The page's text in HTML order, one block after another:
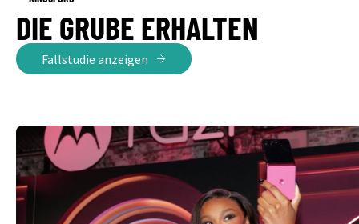
DIE GRUBE ERHALTEN
Fallstudie anzeigen